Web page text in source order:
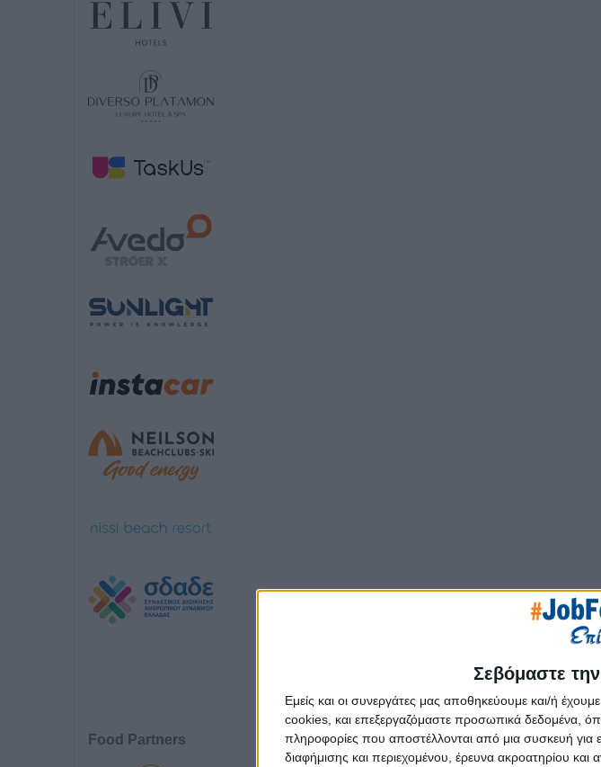
Σεβόμαστε την
Εμείς και οι συνεργάτες μας αποθηκεύουμε και/ή
cookies, και επεξεργαζόμαστε προσωπικά δεδομένα,
πληροφορίες που αποστέλλονται από μια συσκευή για
διαφήμισης και περιεχομένου, έρευνα ακροατηρίου και
Food Partners